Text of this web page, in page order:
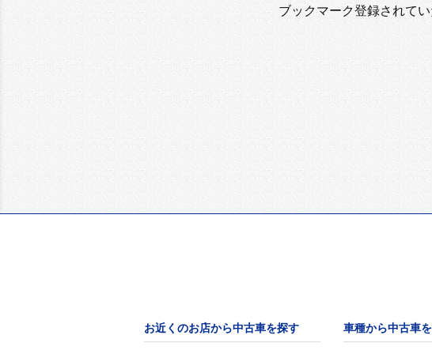
ブックマーク登録されて
お近くのお店から中古車を探す 車種から中古車